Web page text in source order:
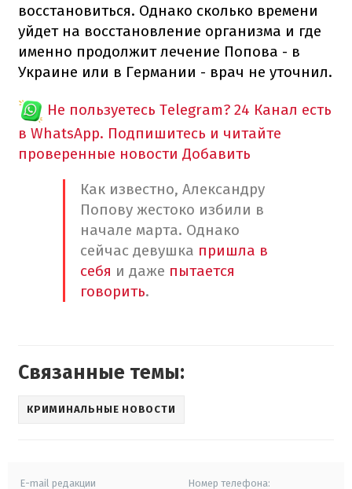
восстановиться. Однако сколько времени
уйдет на восстановление организма и где
именно продолжит лечение Попова - в
Украине или в Германии - врач не уточнил.
Не пользуетесь Telegram? 24 Канал есть
в WhatsApp. Подпишитесь и читайте
проверенные новости Добавить
Как известно, Александру
Попову жестоко избили в
начале марта. Однако
сейчас девушка пришла в
себя и даже пытается
говорить.
Связанные темы:
КРИМИНАЛЬНЫЕ НОВОСТИ
E-mail редакции Номер телефона: